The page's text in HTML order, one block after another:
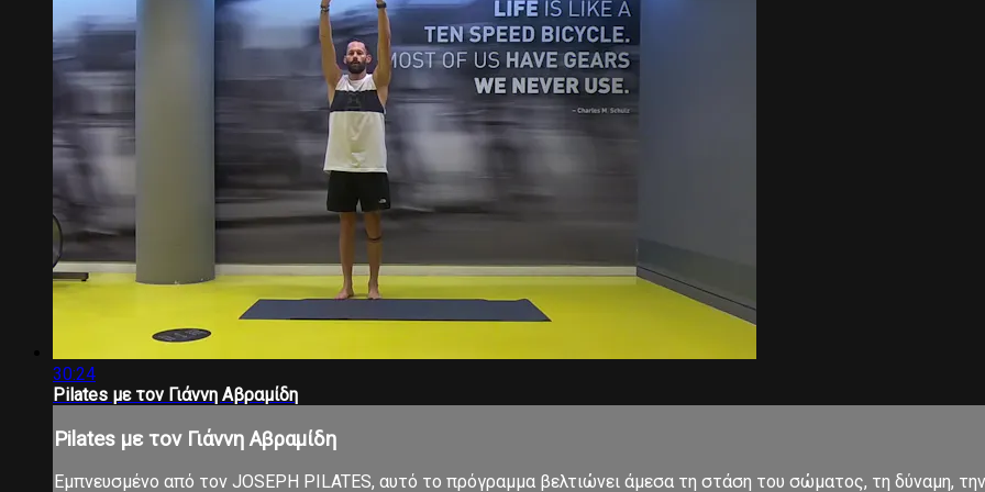
30:24
Pilates με τον Γιάννη Αβραμίδη
Pilates με τον Γιάννη Αβραμίδη
Εμπνευσμένο από τον JOSEPH PILATES, αυτό το πρόγραμμα βελτιώνει άμεσα τη στάση του σώματος, τη δύναμη,